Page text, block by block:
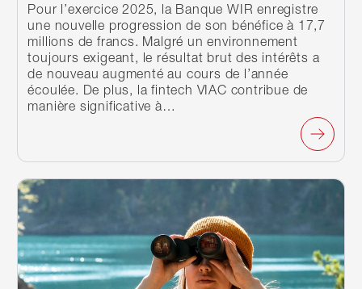
Pour l’exercice 2025, la Banque WIR enregistre
une nouvelle progression de son bénéfice à 17,7
millions de francs. Malgré un environnement
toujours exigeant, le résultat brut des intérêts a
de nouveau augmenté au cours de l’année
écoulée. De plus, la fintech VIAC contribue de
manière significative à…
Continuer à lire